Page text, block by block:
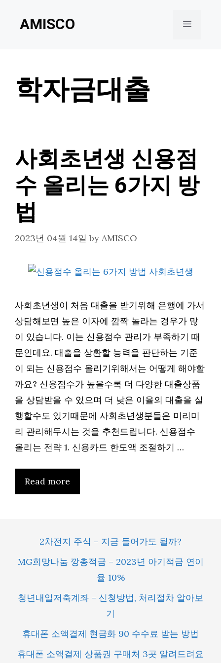
AMISCO Menu
학자금대출
사회초년생 신용점
수 올리는 6가지 방
법
2023년 04월 14일 by AMISCO
사회초년생이 처음 대출을 받기위해 은행에 가서
상담해보면 높은 이자에 깜짝 놀라는 경우가 많
이 있습니다. 이는 신용점수 관리가 부족하기 때
문인데요. 대출을 상환할 능력을 판단하는 기준
이 되는 신용점수 올리기위해서는 어떻게 해야할
까요? 신용점수가 높을수록 더 다양한 대출상품
을 상담받을 수 있으며 더 낮은 이율의 대출을 실
행할수도 있기때문에 사회초년생분들은 미리미
리 관리해두시는 것을 추천드립니다. 신용점수
올리는 전략 1. 신용카드 한도액 조절하기 …
Read more
2차전지 주식 – 지금 들어가도 될까?
MG희망나눔 깡총적금 – 2023년 아기적금 연이
율 10%
청년내일저축계좌 – 신청방법, 처리절차 알아보
기
휴대폰 소액결제 현금화 90 수수료 받는 방법
휴대폰 소액결제 상품권 구매처 3곳 알려드려요